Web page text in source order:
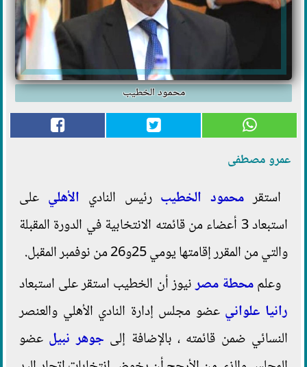
محمود الخطيب
عمرو مصطفى
استقر محمود الخطيب رئيس النادي الأهلي على
استبعاد 3 أعضاء من قائمته الانتخابية في الدورة المقبلة
والتي من المقرر إقامتها يومي 25و26 من نوفمبر المقبل.
وعلممحطة مصرنيوز أن الخطيب استقر على استبعاد
رانيا علواني عضو مجلس إدارة النادي الأهلي والعنصر
النسائي ضمن قائمته ، بالإضافة إلى جوهر نبيل عضو